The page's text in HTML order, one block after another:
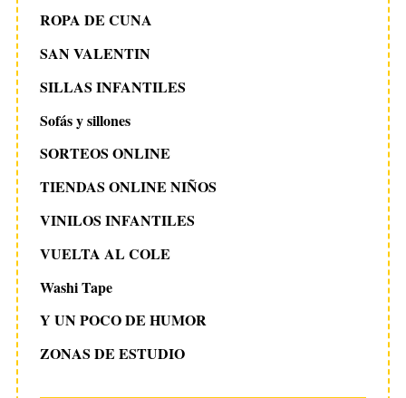
ROPA DE CUNA
SAN VALENTIN
SILLAS INFANTILES
Sofás y sillones
SORTEOS ONLINE
TIENDAS ONLINE NIÑOS
VINILOS INFANTILES
VUELTA AL COLE
Washi Tape
Y UN POCO DE HUMOR
ZONAS DE ESTUDIO